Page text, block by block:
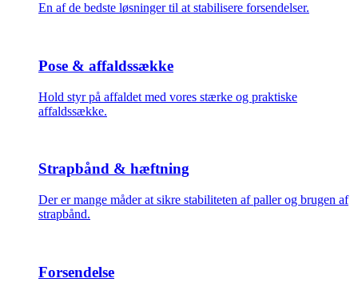
En af de bedste løsninger til at stabilisere forsendelser.
Pose & affaldssække
Hold styr på affaldet med vores stærke og praktiske
affaldssække.
Strapbånd & hæftning
Der er mange måder at sikre stabiliteten af paller og brugen af
strapbånd.
Forsendelse